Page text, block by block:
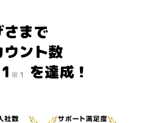
まで
ント数
※１ を達成！